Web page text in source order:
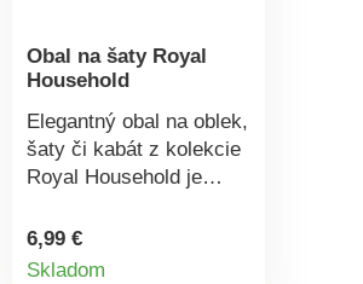
Obal na šaty Royal
Household
Elegantný obal na oblek,
šaty či kabát z kolekcie
Royal Household je
chce udržať svoj šatník
v perfektnom stave –
6,99 €
Skladom